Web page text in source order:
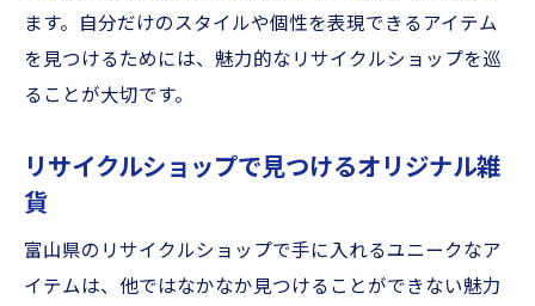
ます。自分だけのスタイルや個性を表現できるアイテム
を見つけるためには、魅力的なリサイクルショップを巡
ることが大切です。
リサイクルショップで見つけるオリジナル雑
貨
富山県のリサイクルショップで手に入れるユニークなア
イテムは、他ではなかなか見つけることができない魅力